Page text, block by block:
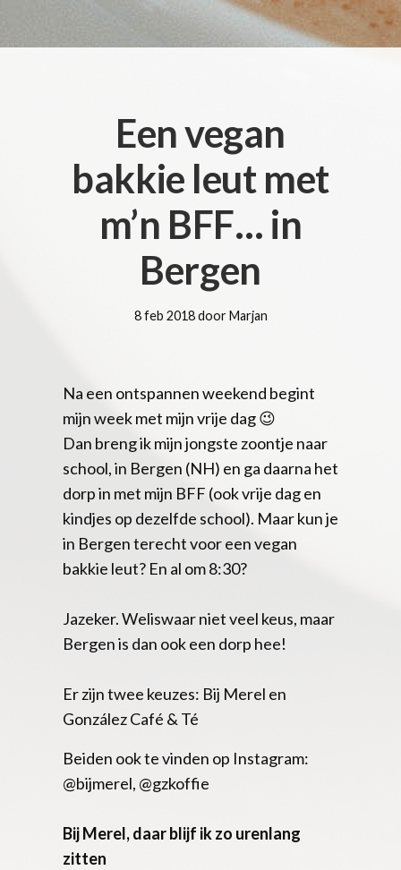
Een vegan
bakkie leut met
m’n BFF… in
Bergen
8 feb 2018 door Marjan
Na een ontspannen weekend begint
mijn week met mijn vrije dag 😉
Dan breng ik mijn jongste zoontje naar
school, in Bergen (NH) en ga daarna het
dorp in met mijn BFF (ook vrije dag en
kindjes op dezelfde school). Maar kun je
in Bergen terecht voor een vegan
bakkie leut? En al om 8:30?
Jazeker. Weliswaar niet veel keus, maar
Bergen is dan ook een dorp hee!
Er zijn twee keuzes: Bij Merel en
González Café & Té
Beiden ook te vinden op Instagram:
@bijmerel, @gzkoffie
Bij Merel, daar blijf ik zo urenlang
zitten